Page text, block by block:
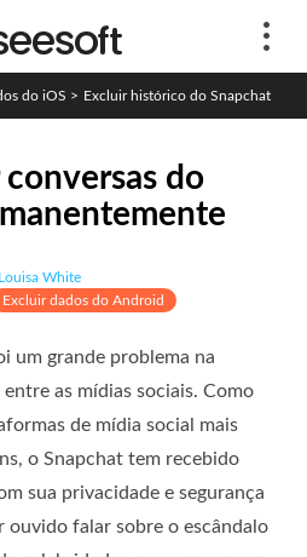
do iOS > Excluir histórico do Snapchat
do
Louisa White
Excluir dados do Android
um grande problema na
as mídias sociais. Como
de mídia social mais
o Snapchat tem recebido
sua privacidade e segurança
ouvido falar sobre o escândalo